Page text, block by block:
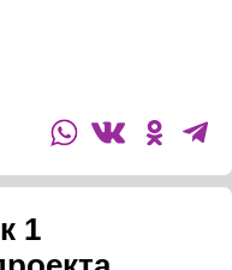
1